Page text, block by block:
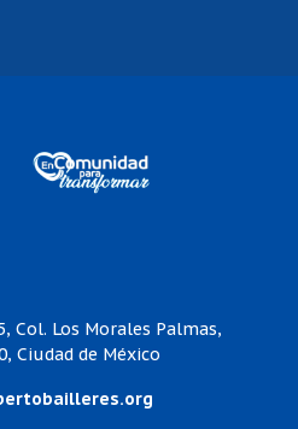
Col. Los Morales Palmas,
Ciudad de México